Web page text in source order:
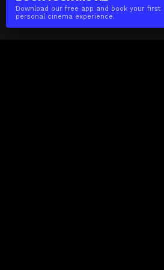
Download our free app and book your first
personal cinema experience.